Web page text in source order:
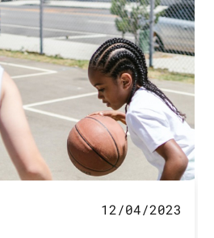
12/04/2023